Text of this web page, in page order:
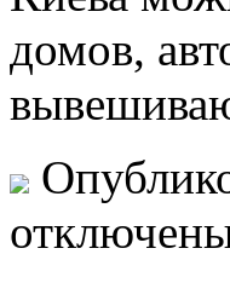
домов,